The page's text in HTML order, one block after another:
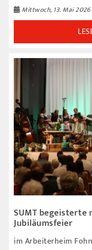
Mittwoch, 13. Mai 2026
SUMT begeisterte
Jubiläumsfeier
im Arbeiterheim